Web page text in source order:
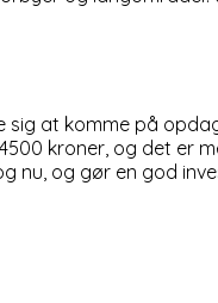
at komme på
kroner, og det er
nu, og gør en god